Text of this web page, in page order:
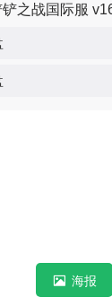
之战国际服
海报